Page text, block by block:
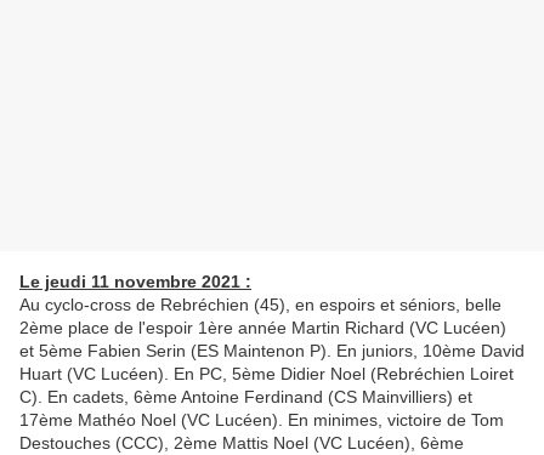
Le jeudi 11 novembre 2021 :
Au cyclo-cross de Rebréchien (45), en espoirs et séniors, belle
2ème place de l'espoir 1ère année Martin Richard (VC Lucéen)
et 5ème Fabien Serin (ES Maintenon P). En juniors, 10ème David
Huart (VC Lucéen). En PC, 5ème Didier Noel (Rebréchien Loiret
C). En cadets, 6ème Antoine Ferdinand (CS Mainvilliers) et
17ème Mathéo Noel (VC Lucéen). En minimes, victoire de Tom
Destouches (CCC), 2ème Mattis Noel (VC Lucéen), 6ème